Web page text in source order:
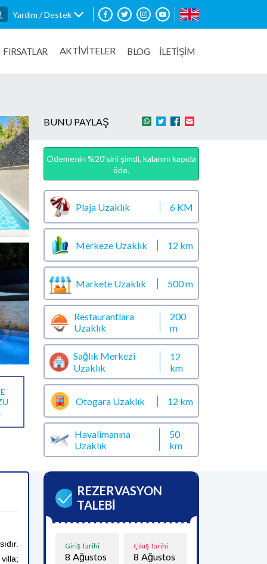
Yardım / Destek
FIRSATLAR AKTİVİTELER BLOG İLETİŞİM
BUNU PAYLAŞ
Ödemenin %20’sini şimdi, kalanını kapıda
öde.
Plaja Uzaklık 6 KM
Merkeze Uzaklık 12 km
Markete Uzaklık 500 m
Restaurantlara
Uzaklık
200
m
Sağlık Merkezi
Uzaklık
12
km
Otogara Uzaklık 12 km
Havalimanına
Uzaklık
50
km
REZERVASYON
TALEBİ
Giriş Tarihi
8 Ağustos
Çıkış Tarihi
8 Ağustos